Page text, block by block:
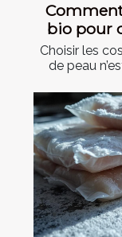
bio pour
Choisir les
de peau